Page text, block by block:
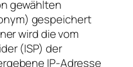
gewählten
gespeichert
wird die vom
(ISP) der
IP-Adresse